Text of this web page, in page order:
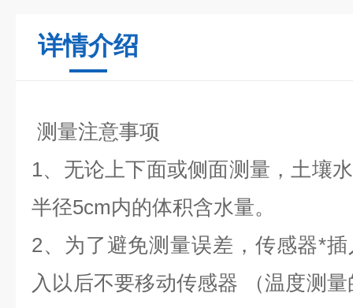
详情介绍
测量注意事项
1、无论上下面或侧面测量，土壤
半径5cm内的体积含水量。
2、为了避免测量误差， 传感器*
入以后不要移动传感器 （温度测